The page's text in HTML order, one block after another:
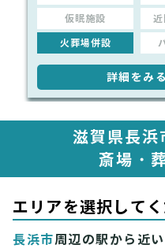
仮眠施設 近
火葬場併設
詳細をみる
滋賀県長浜
斎場・
エリアを選択して
長浜市周辺の駅から近